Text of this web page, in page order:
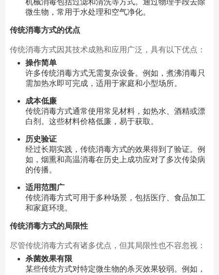
机械消毒包括过滤和清洗等方式。通过物理手段去除
微生物，常用于水处理和空气净化。
传统消毒方式的优点
传统消毒方式因其技术成熟和应用广泛，具有以下优点：
操作简单
许多传统消毒方式无需复杂设备。例如，煮沸消毒只
需加热水即可完成，适用于家庭和小型场所。
成本低廉
传统消毒方式通常使用常见材料，如热水、酒精或漂
白剂。这些材料价格低廉，易于获取。
历史验证
经过长期实践，传统消毒方式的效果得到了验证。例
如，烟熏和高温消毒在历史上成功应对了多次传染病
的传播。
适用范围广
传统消毒方式可用于多种场景，包括医疗、食品加工
和家庭环境。
传统消毒方式的局限性
尽管传统消毒方式有诸多优点，但其局限性也不容忽视：
杀菌效果有限
某些传统方式对特定微生物的杀灭效果较弱。例如，